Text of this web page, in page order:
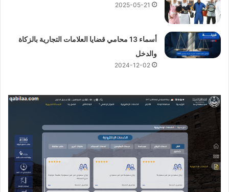
2025-05-21
أسماء 13 محامي قضايا العلامات التجارية بالزكاة
والدخل
2024-12-02